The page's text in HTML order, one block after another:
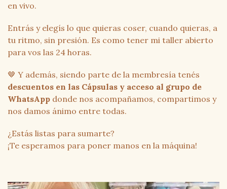
en vivo.
Entrás y elegís lo que quieras coser, cuando quieras, a
tu ritmo, sin presión. Es como tener mi taller abierto
para vos las 24 horas.
🤎 Y además, siendo parte de la membresía tenés
descuentos en las Cápsulas y acceso al grupo de
WhatsApp donde nos acompañamos, compartimos y
nos damos ánimo entre todas.
¿Estás listas para sumarte?
¡Te esperamos para poner manos en la máquina!